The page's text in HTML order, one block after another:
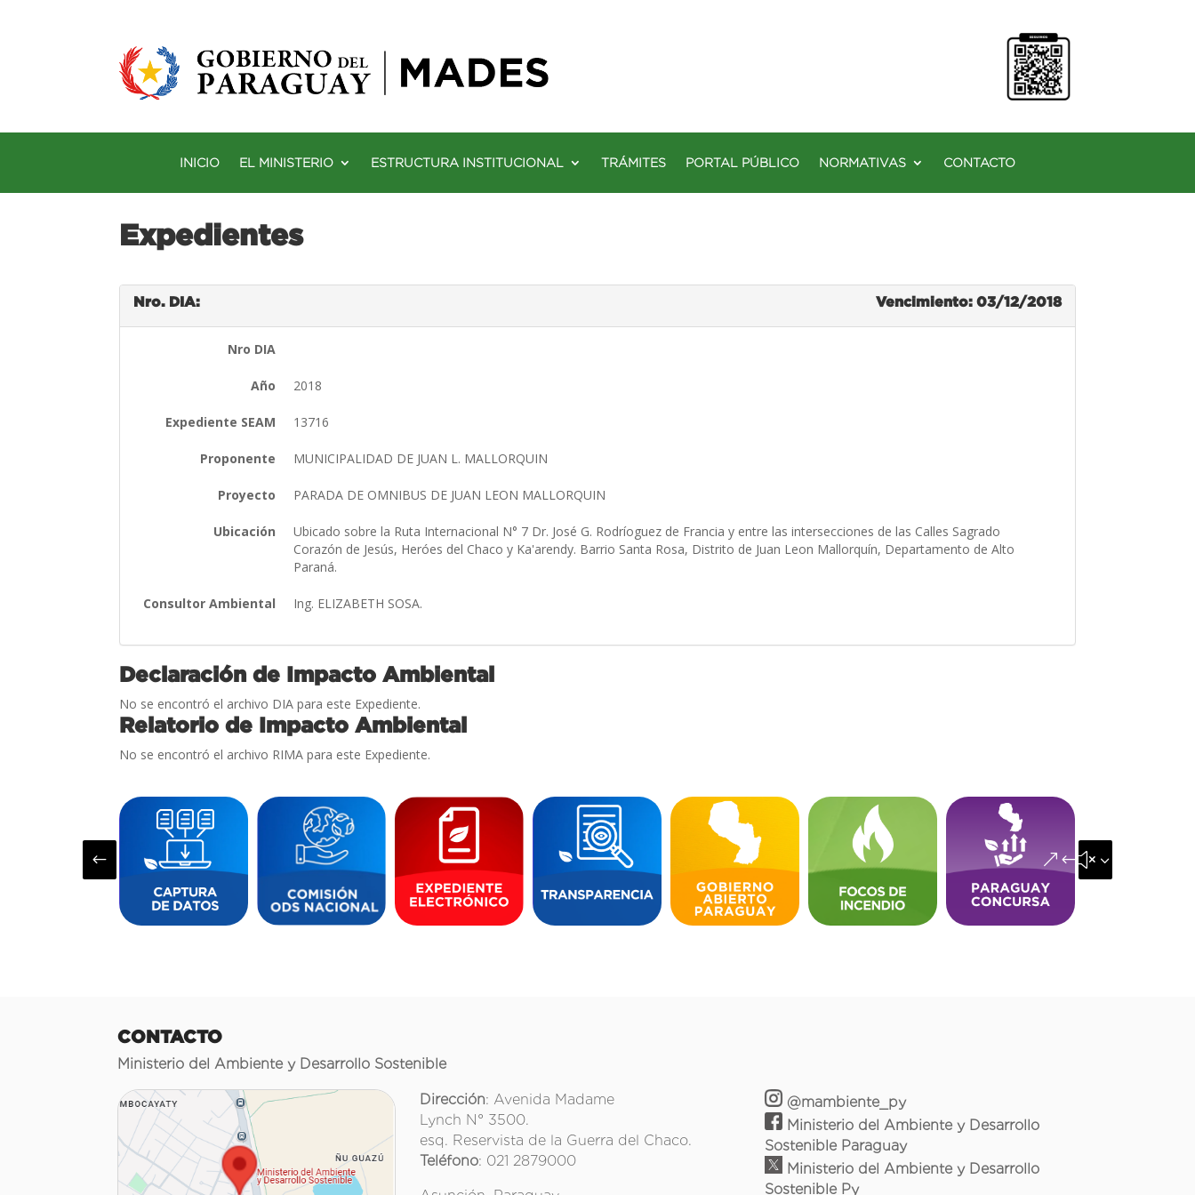
INICIO EL MINISTERIO ESTRUCTURA INSTITUCIONAL TRÁMITES PORTAL PÚBLICO NORMATIVAS CONTACTO
Expedientes
Nro. DIA: Vencimiento: 03/12/2018
Nro DIA
Año 2018
Expediente SEAM 13716
Proponente MUNICIPALIDAD DE JUAN L. MALLORQUIN
Proyecto PARADA DE OMNIBUS DE JUAN LEON MALLORQUIN
Ubicación
Ubicado sobre la Ruta Internacional N° 7 Dr. José G. Rodríoguez de Francia y entre las intersecciones de las Calles Sagrado
Corazón de Jesús, Heróes del Chaco y Ka'arendy. Barrio Santa Rosa, Distrito de Juan Leon Mallorquín, Departamento de Alto
Paraná.
Consultor Ambiental Ing. ELIZABETH SOSA.
Declaración de Impacto Ambiental
No se encontró el archivo DIA para este Expediente.
Relatorio de Impacto Ambiental
No se encontró el archivo RIMA para este Expediente.
# &#x35;
CONTACTO
Ministerio del Ambiente y Desarrollo Sostenible
Dirección: Avenida Madame
Lynch N° 3500.
esq. Reservista de la Guerra del Chaco.
Teléfono: 021 2879000
@mambiente_py
Ministerio del Ambiente y Desarrollo
Sostenible Paraguay
Ministerio del Ambiente y Desarrollo
Sostenible Py